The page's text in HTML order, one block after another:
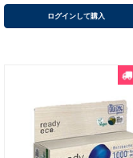
ログインして購入